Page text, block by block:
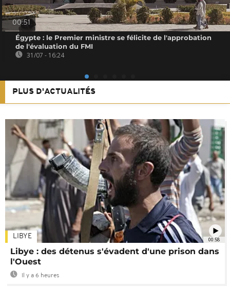
00:51
Égypte : le Premier ministre se félicite de l'approbation
de l'évaluation du FMI
31/07 - 16:24
PLUS D'ACTUALITÉS
00:58
LIBYE
Libye : des détenus s'évadent d'une prison dans
l'Ouest
Il y a 6 heures